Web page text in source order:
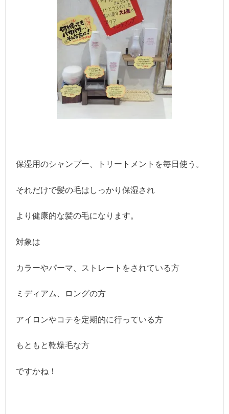
保湿用のシャンプー、トリートメントを毎日使う。
それだけで髪の毛はしっかり保湿され
より健康的な髪の毛になります。
対象は
カラーやパーマ、ストレートをされている方
ミディアム、ロングの方
アイロンやコテを定期的に行っている方
もともと乾燥毛な方
ですかね！